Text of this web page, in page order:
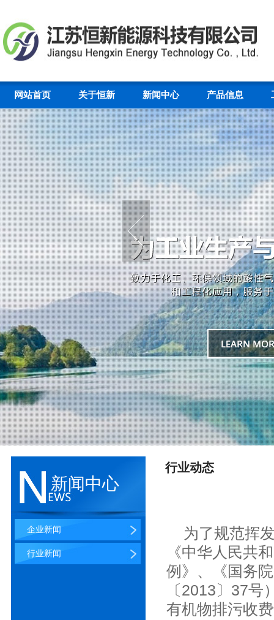
网站首页 关于恒新 新闻中心 产品信息
新闻中心
企业新闻
行业新闻
行业动态
为了规范挥发
《中华人民共
例》、《国务
〔2013〕37
有机物排污收